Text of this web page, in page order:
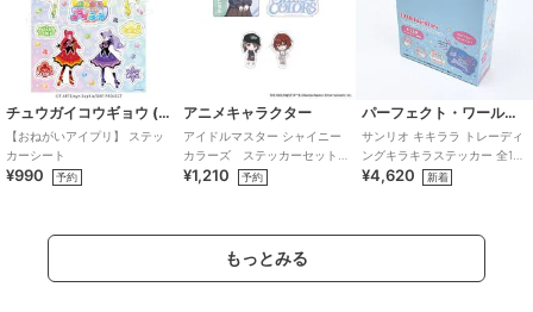
チュウガイコウギョウ (Chugai Mining)
【おねがいアイプリ】 ステッ
カーシート
¥990 予約
アニメキャラクター
アイドルマスター シャイニー
カラーズ ステッカーセット
(283プロ シーズ)
¥1,210 予約
パーフェクト・ワールド・トーキョー
サンリオ キキララ トレーディ
ングキラキラステッカー 全12
種 コンプリートBOX Sanrio
¥4,620 新着
もっとみる